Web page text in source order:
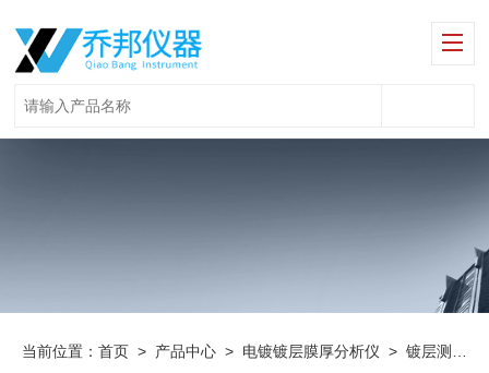
当前位置：首页 > 产品中心 > 电镀镀层膜厚分析仪 >镀层测试仪